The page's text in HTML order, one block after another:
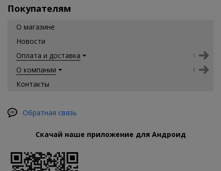
Покупателям
О магазине
Новости
Оплата и доставка
О компании
Контакты
Обратная связь
Скачай наше приложение для Андроид